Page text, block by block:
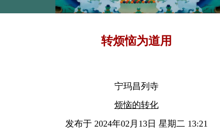
转烦恼为道用
宁玛昌列寺
烦恼的转化
发布于 2024年02月13日 星期二 13:21